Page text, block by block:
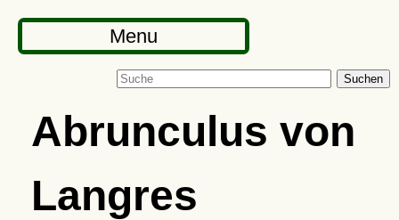
Menu
Suchen
Abrunculus von
Langres